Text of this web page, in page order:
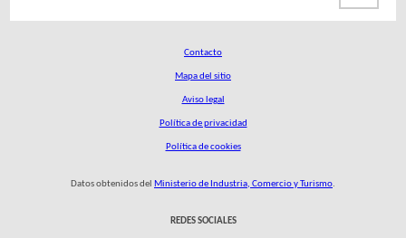
Contacto
Mapa del sitio
Aviso legal
Política de privacidad
Política de cookies
Datos obtenidos del Ministerio de Industria, Comercio y Turismo.
REDES SOCIALES